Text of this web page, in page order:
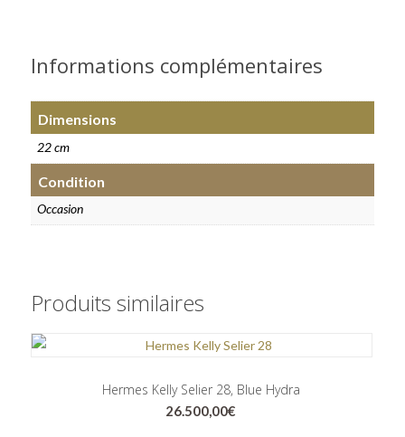
Informations complémentaires
Dimensions
22 cm
Condition
Occasion
Produits similaires
Hermes Kelly Selier 28, Blue Hydra
26.500,00€